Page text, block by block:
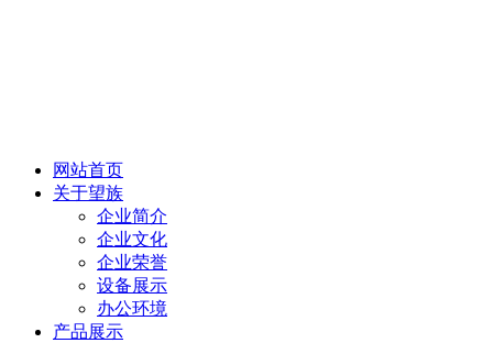
网站首页
关于望族
企业简介
企业文化
企业荣誉
设备展示
办公环境
产品展示